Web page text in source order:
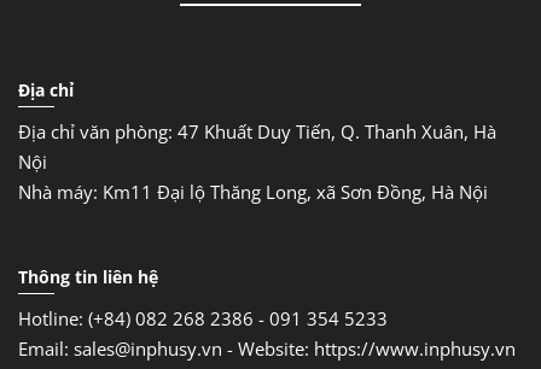
Địa chỉ
Địa chỉ văn phòng: 47 Khuất Duy Tiến, Q. Thanh Xuân, Hà
Nội
Nhà máy: Km11 Đại lộ Thăng Long, xã Sơn Đồng, Hà Nội
Thông tin liên hệ
Hotline: (+84) 082 268 2386 - 091 354 5233
Email: sales@inphusy.vn - Website: https://www.inphusy.vn